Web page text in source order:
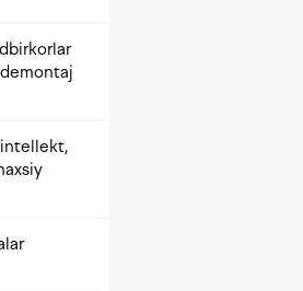
intellekt,